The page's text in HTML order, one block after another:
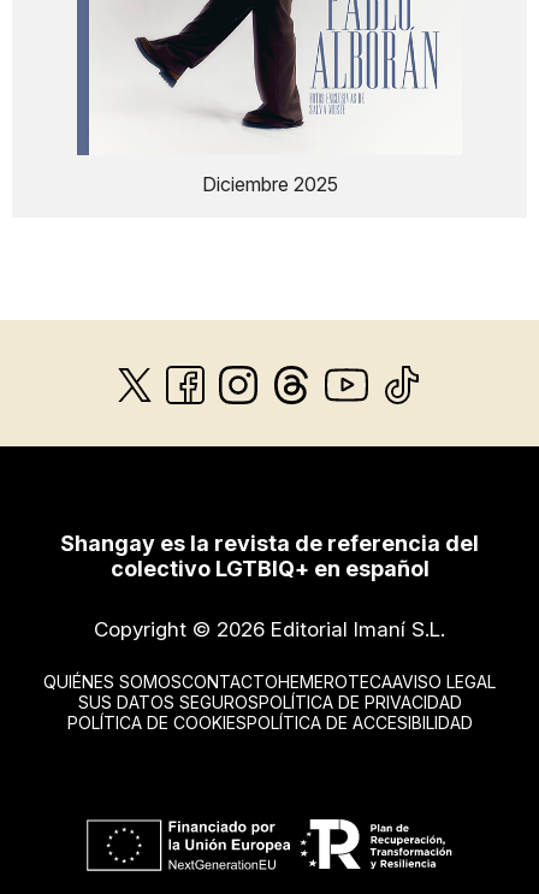
Diciembre 2025
Shangay es la revista de referencia del
colectivo LGTBIQ+ en español
Copyright © 2026 Editorial Imaní S.L.
QUIÉNES SOMOSCONTACTOHEMEROTECAAVISO LEGAL
SUS DATOS SEGUROSPOLÍTICA DE PRIVACIDAD
POLÍTICA DE COOKIESPOLÍTICA DE ACCESIBILIDAD